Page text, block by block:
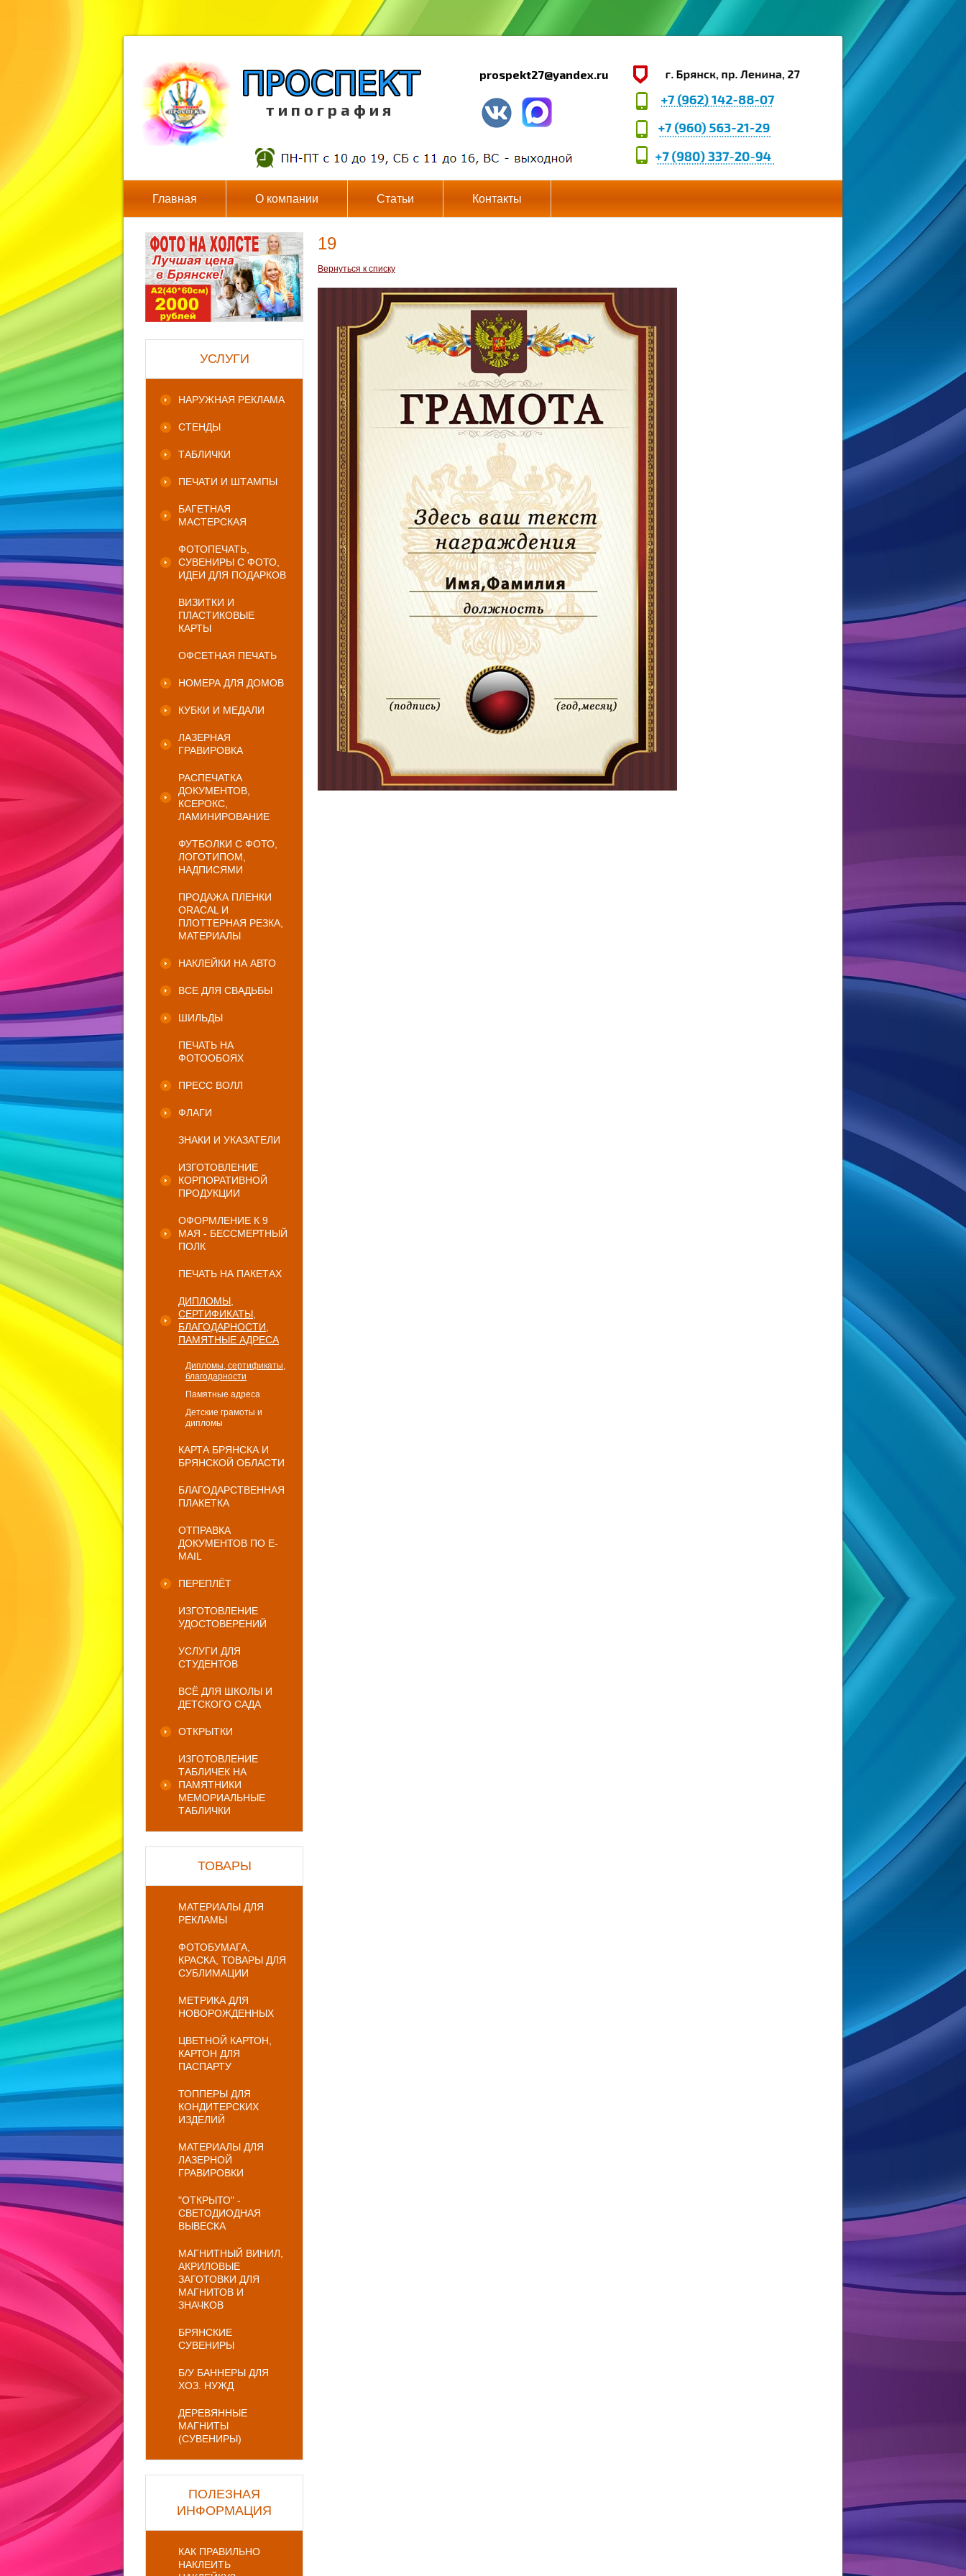
т и п о г р а ф и я
prospekt27@yandex.ru
Главная О компании Статьи Контакты
УСЛУГИ
НАРУЖНАЯ РЕКЛАМА
СТЕНДЫ
ТАБЛИЧКИ
ПЕЧАТИ И ШТАМПЫ
БАГЕТНАЯ
МАСТЕРСКАЯ
ФОТОПЕЧАТЬ,
СУВЕНИРЫ С ФОТО,
ИДЕИ ДЛЯ ПОДАРКОВ
ВИЗИТКИ И
ПЛАСТИКОВЫЕ
КАРТЫ
ОФСЕТНАЯ ПЕЧАТЬ
НОМЕРА ДЛЯ ДОМОВ
КУБКИ И МЕДАЛИ
ЛАЗЕРНАЯ
ГРАВИРОВКА
РАСПЕЧАТКА
ДОКУМЕНТОВ,
КСЕРОКС,
ЛАМИНИРОВАНИЕ
ФУТБОЛКИ С ФОТО,
ЛОГОТИПОМ,
НАДПИСЯМИ
ПРОДАЖА ПЛЕНКИ
ORACAL И
ПЛОТТЕРНАЯ РЕЗКА,
МАТЕРИАЛЫ
НАКЛЕЙКИ НА АВТО
ВСЕ ДЛЯ СВАДЬБЫ
ШИЛЬДЫ
ПЕЧАТЬ НА
ФОТООБОЯХ
ПРЕСС ВОЛЛ
ФЛАГИ
ЗНАКИ И УКАЗАТЕЛИ
ИЗГОТОВЛЕНИЕ
КОРПОРАТИВНОЙ
ПРОДУКЦИИ
ОФОРМЛЕНИЕ К 9
МАЯ - БЕССМЕРТНЫЙ
ПОЛК
ПЕЧАТЬ НА ПАКЕТАХ
ДИПЛОМЫ,
СЕРТИФИКАТЫ,
БЛАГОДАРНОСТИ,
ПАМЯТНЫЕ АДРЕСА
Дипломы, сертификаты,
благодарности
Памятные адреса
Детские грамоты и
дипломы
КАРТА БРЯНСКА И
БРЯНСКОЙ ОБЛАСТИ
БЛАГОДАРСТВЕННАЯ
ПЛАКЕТКА
ОТПРАВКА
ДОКУМЕНТОВ ПО E-
MAIL
ПЕРЕПЛЁТ
ИЗГОТОВЛЕНИЕ
УДОСТОВЕРЕНИЙ
УСЛУГИ ДЛЯ
СТУДЕНТОВ
ВСЁ ДЛЯ ШКОЛЫ И
ДЕТСКОГО САДА
ОТКРЫТКИ
ИЗГОТОВЛЕНИЕ
ТАБЛИЧЕК НА
ПАМЯТНИКИ
МЕМОРИАЛЬНЫЕ
ТАБЛИЧКИ
ТОВАРЫ
МАТЕРИАЛЫ ДЛЯ
РЕКЛАМЫ
ФОТОБУМАГА,
КРАСКА, ТОВАРЫ ДЛЯ
СУБЛИМАЦИИ
МЕТРИКА ДЛЯ
НОВОРОЖДЕННЫХ
ЦВЕТНОЙ КАРТОН,
КАРТОН ДЛЯ
ПАСПАРТУ
ТОППЕРЫ ДЛЯ
КОНДИТЕРСКИХ
ИЗДЕЛИЙ
МАТЕРИАЛЫ ДЛЯ
ЛАЗЕРНОЙ
ГРАВИРОВКИ
"ОТКРЫТО" -
СВЕТОДИОДНАЯ
ВЫВЕСКА
МАГНИТНЫЙ ВИНИЛ,
АКРИЛОВЫЕ
ЗАГОТОВКИ ДЛЯ
МАГНИТОВ И
ЗНАЧКОВ
БРЯНСКИЕ
СУВЕНИРЫ
Б/У БАННЕРЫ ДЛЯ
ХОЗ. НУЖД
ДЕРЕВЯННЫЕ
МАГНИТЫ
(СУВЕНИРЫ)
ПОЛЕЗНАЯ
ИНФОРМАЦИЯ
КАК ПРАВИЛЬНО
НАКЛЕИТЬ
19
Вернуться к списку